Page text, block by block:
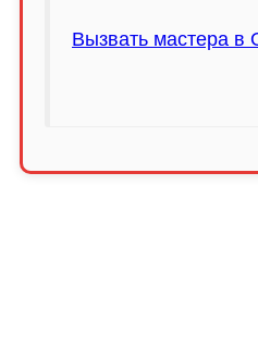
Вызвать мастера в